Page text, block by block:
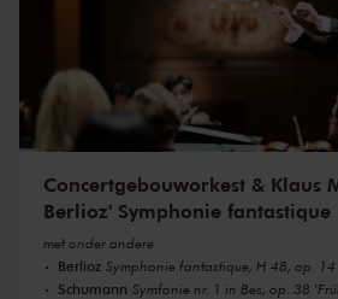
Concertgebouworkest & Klaus
Berlioz' Symphonie fantastique
met onder andere
Berlioz Symphonie fantastique, H 48, op. 14
Schumann Symfonie nr. 1 in Bes, op. 38